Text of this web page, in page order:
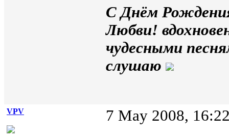
С Днём
Любви!
чудесными
слушаю
VPV 7 May 2008,